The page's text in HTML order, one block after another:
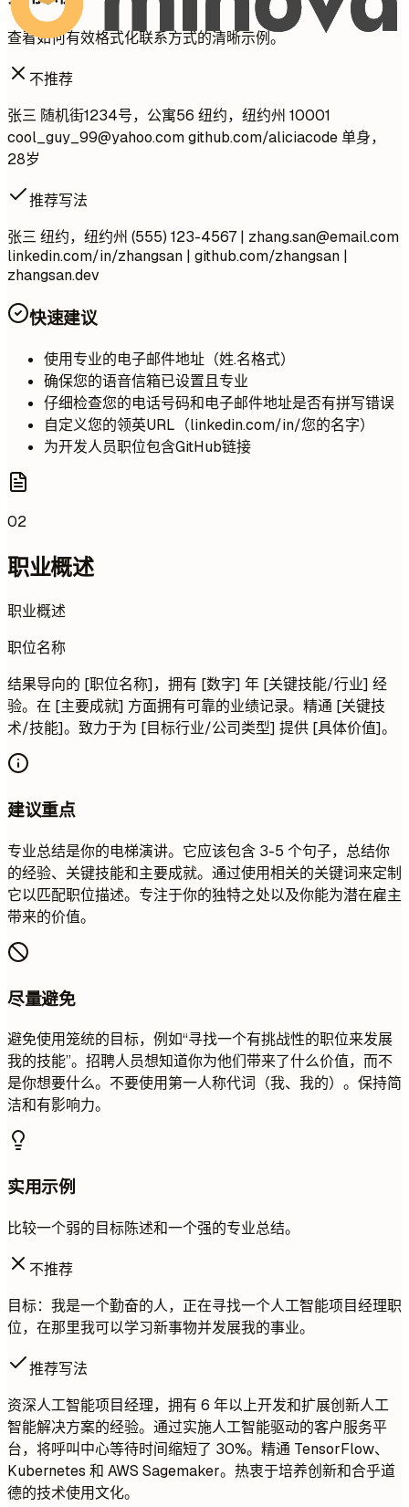
查看如何有效格式化联系方式的清晰示例。
不推荐
张三 随机街1234号，公寓56 纽约，纽约州 10001
cool_guy_99@yahoo.comgithub.com/aliciacode 单身，
28岁
推荐写法
张三 纽约，纽约州 (555) 123-4567 | zhang.san@email.com
linkedin.com/in/zhangsan | github.com/zhangsan |
zhangsan.dev
快速建议
使用专业的电子邮件地址（姓.名格式）
确保您的语音信箱已设置且专业
仔细检查您的电话号码和电子邮件地址是否有拼写错误
自定义您的领英URL（linkedin.com/in/您的名字）
为开发人员职位包含GitHub链接
02
职业概述
职业概述
职位名称
结果导向的 [职位名称]，拥有 [数字] 年 [关键技能/行业] 经
验。在 [主要成就] 方面拥有可靠的业绩记录。精通 [关键技
术/技能]。致力于为 [目标行业/公司类型] 提供 [具体价值]。
建议重点
专业总结是你的电梯演讲。它应该包含 3-5 个句子，总结你
的经验、关键技能和主要成就。通过使用相关的关键词来定制
它以匹配职位描述。专注于你的独特之处以及你能为潜在雇主
带来的价值。
尽量避免
避免使用笼统的目标，例如“寻找一个有挑战性的职位来发展
我的技能”。招聘人员想知道你为他们带来了什么价值，而不
是你想要什么。不要使用第一人称代词（我、我的）。保持简
洁和有影响力。
实用示例
比较一个弱的目标陈述和一个强的专业总结。
不推荐
目标：我是一个勤奋的人，正在寻找一个人工智能项目经理职
位，在那里我可以学习新事物并发展我的事业。
推荐写法
资深人工智能项目经理，拥有 6 年以上开发和扩展创新人工
智能解决方案的经验。通过实施人工智能驱动的客户服务平
台，将呼叫中心等待时间缩短了 30%。精通 TensorFlow、
Kubernetes 和 AWS Sagemaker。热衷于培养创新和合乎道
德的技术使用文化。